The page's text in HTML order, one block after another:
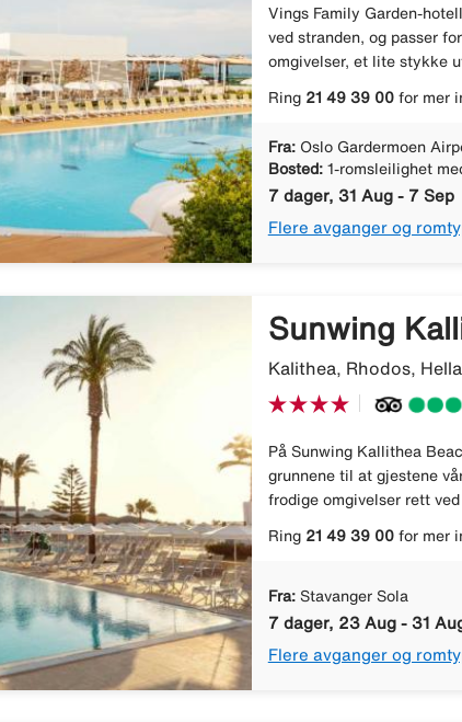
Vings Family Garden-
ved stranden, og passer
omgivelser, et lite stykke
Ring 21 49 39 00for mer
Fra: Oslo Gardermoen
Bosted: 1-romsleilighet
7 dager, 31 Aug - 7 Sep
Flere avganger og
Sunwing
Kalithea, Rhodos,
På Sunwing Kallithea
grunnene til at gjestene
frodige omgivelser rett
Ring 21 49 39 00for mer
Fra: Stavanger Sola
7 dager, 23 Aug - 31
Flere avganger og